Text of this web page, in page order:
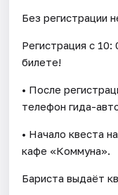
Без регистрации
Регистрация с
билете!
• После
телефон гида-
• Начало квеста
кафе «Коммуна».
Бариста выдаёт